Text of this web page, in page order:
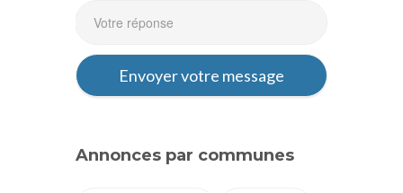
Annonces par communes